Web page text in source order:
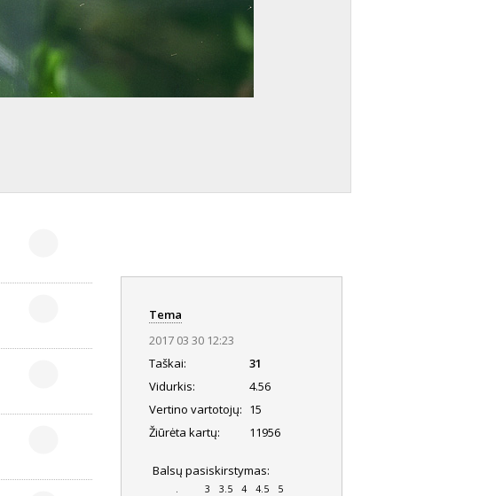
Tema
2017 03 30 12:23
Taškai:
31
Vidurkis:
4.56
Vertino vartotojų: 15
Žiūrėta kartų:
11956
Balsų pasiskirstymas:
. 3 3.5 4 4.5
5